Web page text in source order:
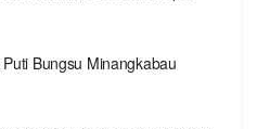
Bungsu Minangkabau